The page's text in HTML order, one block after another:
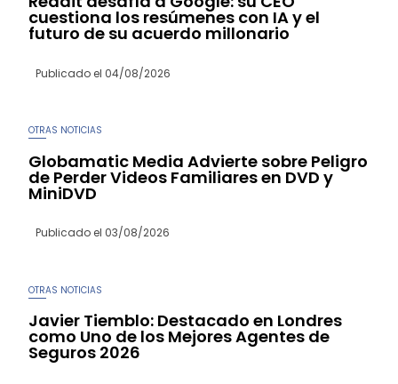
cuestiona los resúmenes con IA y el
futuro de su acuerdo millonario
Publicado el 04/08/2026
OTRAS NOTICIAS
Globamatic Media Advierte sobre Peligro
de Perder Videos Familiares en DVD y
MiniDVD
Publicado el 03/08/2026
OTRAS NOTICIAS
Javier Tiemblo: Destacado en Londres
como Uno de los Mejores Agentes de
Seguros 2026